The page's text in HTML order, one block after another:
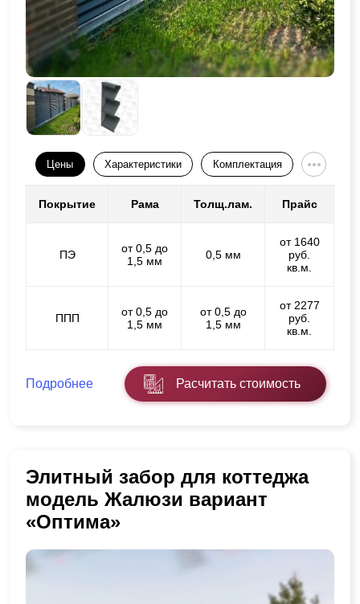
Цены Характеристики Комплектация
Покрытие Рама Толщ.лам. Прайс
ПЭ
от 0,5 до
1,5 мм
0,5 мм
от 1640
руб.
кв.м.
ППП
от 0,5 до
1,5 мм
от 0,5 до
1,5 мм
от 2277
руб.
кв.м.
Подробнее Расчитать стоимость
Элитный забор для коттеджа
модель Жалюзи вариант
«Оптима»